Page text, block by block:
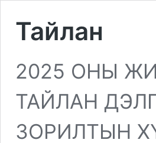
Тайлан
2025 ОНЫ
ТАЙЛАН
ЗОРИЛТЫН